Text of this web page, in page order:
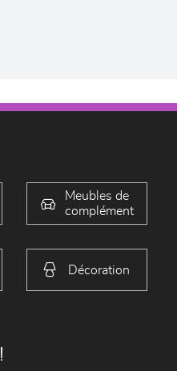
Meubles de
complément
Décoration